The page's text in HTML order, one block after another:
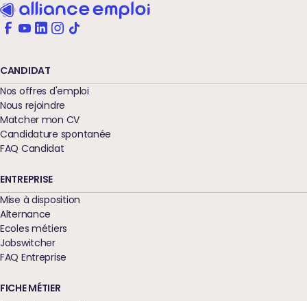
CANDIDAT
Nos offres d'emploi
Nous rejoindre
Matcher mon CV
Candidature spontanée
FAQ Candidat
ENTREPRISE
Mise à disposition
Alternance
Ecoles métiers
Jobswitcher
FAQ Entreprise
FICHE MÉTIER